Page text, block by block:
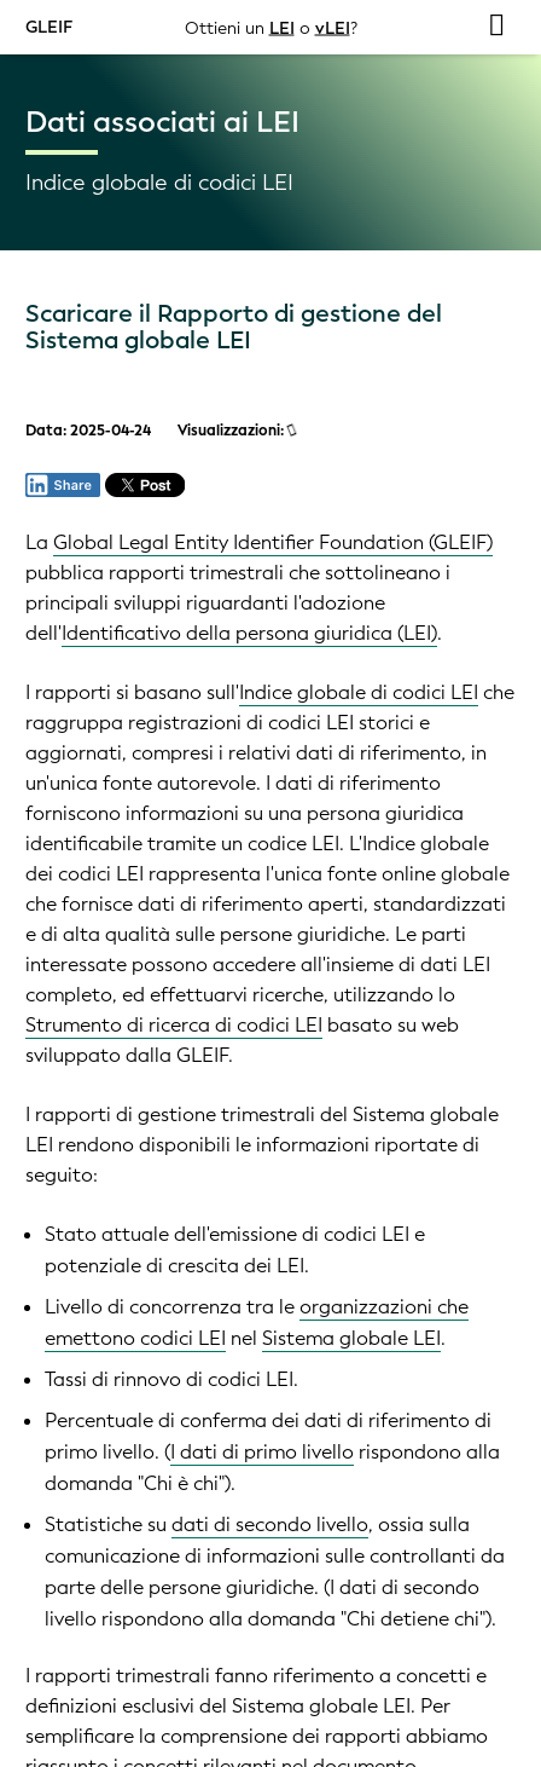
GLEIF Ottieni un LEI o vLEI?
Dati associati ai LEI
Indice globale di codici LEI
Scaricare il Rapporto di gestione del
Sistema globale LEI
Data: 2025-04-24 Visualizzazioni:
La Global Legal Entity Identifier Foundation (GLEIF)
pubblica rapporti trimestrali che sottolineano i
principali sviluppi riguardanti l'adozione
dell'Identificativo della persona giuridica (LEI).
I rapporti si basano sull'Indice globale di codici LEI che
raggruppa registrazioni di codici LEI storici e
aggiornati, compresi i relativi dati di riferimento, in
un'unica fonte autorevole. I dati di riferimento
forniscono informazioni su una persona giuridica
identificabile tramite un codice LEI. L'Indice globale
dei codici LEI rappresenta l'unica fonte online globale
che fornisce dati di riferimento aperti, standardizzati
e di alta qualità sulle persone giuridiche. Le parti
interessate possono accedere all'insieme di dati LEI
completo, ed effettuarvi ricerche, utilizzando lo
Strumento di ricerca di codici LEI basato su web
sviluppato dalla GLEIF.
I rapporti di gestione trimestrali del Sistema globale
LEI rendono disponibili le informazioni riportate di
seguito:
Stato attuale dell'emissione di codici LEI e
potenziale di crescita dei LEI.
Livello di concorrenza tra leorganizzazioni che
emettono codici LEI nel Sistema globale LEI.
Tassi di rinnovo di codici LEI.
Percentuale di conferma dei dati di riferimento di
primo livello. (I dati di primo livello rispondono alla
domanda "Chi è chi").
Statistiche su dati di secondo livello, ossia sulla
comunicazione di informazioni sulle controllanti da
parte delle persone giuridiche. (I dati di secondo
livello rispondono alla domanda "Chi detiene chi").
I rapporti trimestrali fanno riferimento a concetti e
definizioni esclusivi del Sistema globale LEI. Per
semplificare la comprensione dei rapporti abbiamo